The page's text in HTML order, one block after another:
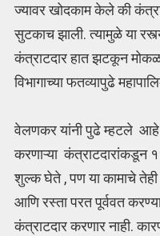
ज्यावर खोदकाम केले की
सुटकाच झाली. त्यामुळे या
कंत्राटदार हात झटकून
विभागाच्या फतव्यापुढे
वेलणकर यांनी पुढे म्हटले आहे
करणाऱ्या कंत्राटदारांकडून
शुल्क घेते , पण या कामाचे तेही
आणि रस्ता परत पूर्ववत
कंत्राटदार करणार नाही.